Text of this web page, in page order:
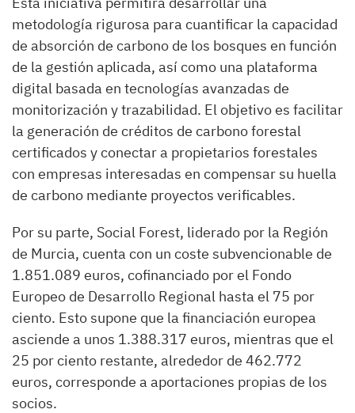
metodología rigurosa para cuantificar la capacidad
de absorción de carbono de los bosques en función
de la gestión aplicada, así como una plataforma
digital basada en tecnologías avanzadas de
monitorización y trazabilidad. El objetivo es facilitar
la generación de créditos de carbono forestal
certificados y conectar a propietarios forestales
con empresas interesadas en compensar su huella
de carbono mediante proyectos verificables.
Por su parte, Social Forest, liderado por la Región
de Murcia, cuenta con un coste subvencionable de
1.851.089 euros, cofinanciado por el Fondo
Europeo de Desarrollo Regional hasta el 75 por
ciento. Esto supone que la financiación europea
asciende a unos 1.388.317 euros, mientras que el
25 por ciento restante, alrededor de 462.772
euros, corresponde a aportaciones propias de los
socios.